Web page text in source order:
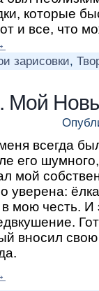
которые
и все, что
зарисовки,
Мой
всегда
его
мой
уверена:
мою честь.
вносил